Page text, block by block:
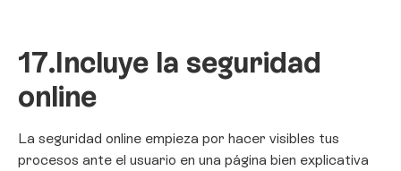
17.Incluye la seguridad
online
La seguridad online empieza por hacer visibles tus
procesos ante el usuario en una página bien explicativa